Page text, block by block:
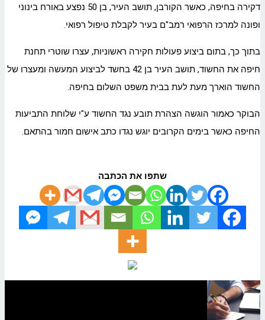
דקירה בחיפה, כאשר הקורבן, תושב העיר, בן 50 נפצע באורח בינוני
ופונה למרכז הרפואי רמב"ם בעיר לקבלת טיפול רפואי.
בתוך כך, בתום ביצוע פעולות חקירה ראשוניות, עצרו שוטרי תחנת
חיפה את החשוד, תושב העיר בן 42 בחשד לביצוע המעשה ומעצרו של
החשוד הוארך מעת לעת בבית משפט השלום בחיפה.
הבוקר כאמור הוגשה הצהרת תובע נגד החשוד ע"י שלוחת התביעות
החיפה כאשר בימים הקרובים יוגש נגדו כתב אישום חמור בהתאם.
שתפו את הכתבה